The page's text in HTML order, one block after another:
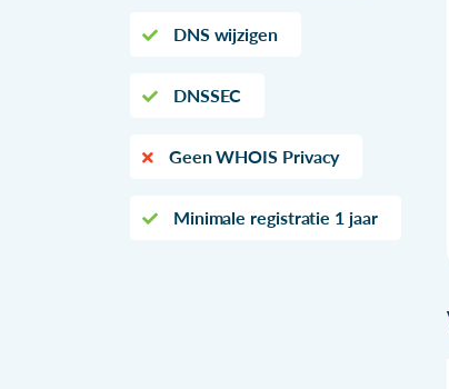
DNS wijzigen
DNSSEC
Geen WHOIS Privacy
Minimale registratie 1 jaar